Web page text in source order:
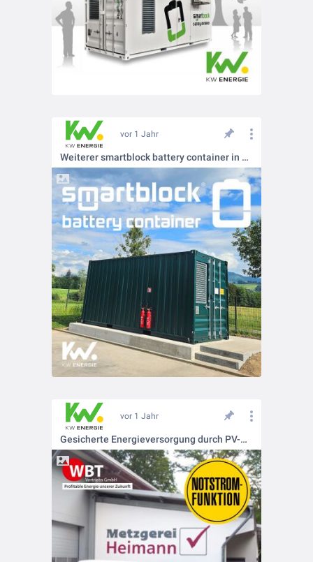
vor 1 Jahr
Weiterer smartblock battery container in Betrieb genommen!
vor 1 Jahr
Gesicherte Energieversorgung durch PV-Anlage, BHKW und Batteriespeicher!